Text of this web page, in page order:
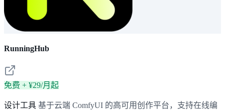
RunningHub
免费 + ¥29/月起
设计工具 基于云端 ComfyUI 的高可用创作平台，支持在线编